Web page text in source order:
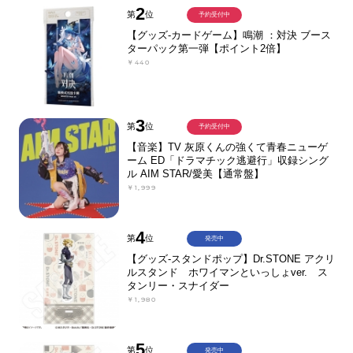
第2位
【グッズ-カードゲーム】鳴潮 ：対決 ブース
ターパック第一弾【ポイント2倍】
￥440
予約受付中
第3位
【音楽】TV 灰原くんの強くて青春ニューゲ
ーム ED「ドラマチック逃避行」収録シング
ル AIM STAR/愛美【通常盤】
￥1,999
予約受付中
第4位
【グッズ-スタンドポップ】Dr.STONE アクリ
ルスタンド ホワイマンといっしょver. ス
タンリー・スナイダー
￥1,980
発売中
第 位 発売中